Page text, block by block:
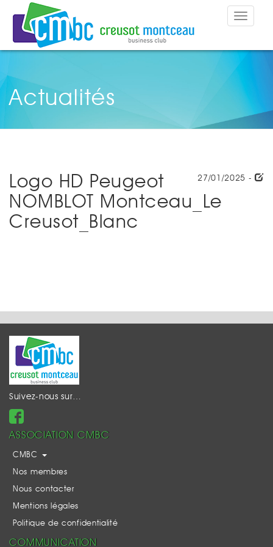
Toggle
Actualités
27/01/2025 -
Logo HD Peugeot
NOMBLOT Montceau_Le
Creusot_Blanc
Suivez-nous sur…
ASSOCIATION CMBC
CMBC
Nos membres
Nous contacter
Mentions légales
Politique de confidentialité
COMMUNICATION